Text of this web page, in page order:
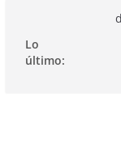
contenido
Lo
último: